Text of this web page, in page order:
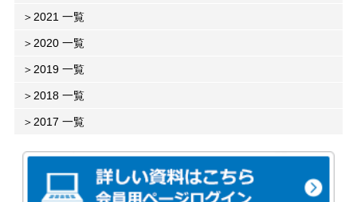
2021 一覧
2020 一覧
2019 一覧
2018 一覧
2017 一覧